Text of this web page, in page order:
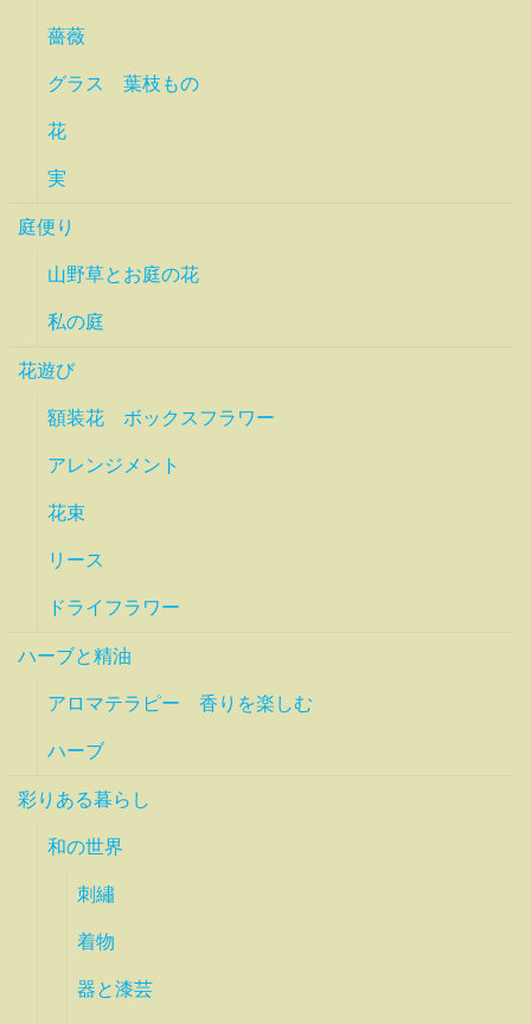
薔薇
グラス 葉枝もの
花
実
庭便り
山野草とお庭の花
私の庭
花遊び
額装花 ボックスフラワー
アレンジメント
花束
リース
ドライフラワー
ハーブと精油
アロマテラピー 香りを楽しむ
ハーブ
彩りある暮らし
和の世界
刺繡
着物
器と漆芸